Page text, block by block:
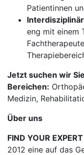
Patientinnen
eng mit einem
Jetzt suchen wir
Bereichen:
Medizin,
Über uns
FIND YOUR
2012 eine auf das